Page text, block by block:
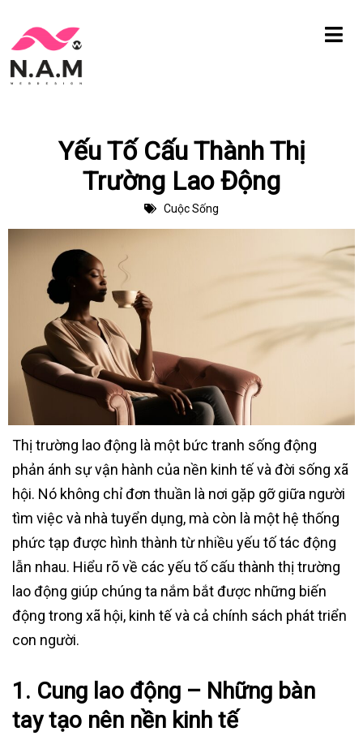
Chuyển
tới
Yếu Tố Cấu Thành Thị
Trường Lao Động
Cuộc Sống
Thị trường lao động là một bức tranh sống động
phản ánh sự vận hành của nền kinh tế và đời sống xã
hội. Nó không chỉ đơn thuần là nơi gặp gỡ giữa người
tìm việc và nhà tuyển dụng, mà còn là một hệ thống
phức tạp được hình thành từ nhiều yếu tố tác động
lẫn nhau. Hiểu rõ về các yếu tố cấu thành thị trường
lao động giúp chúng ta nắm bắt được những biến
động trong xã hội, kinh tế và cả chính sách phát triển
con người.
1. Cung lao động – Những bàn
tay tạo nên nền kinh tế